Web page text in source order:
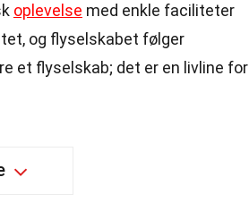
oplevelse med enkle faciliteter
og flyselskabet følger
et flyselskab; det er en livline for